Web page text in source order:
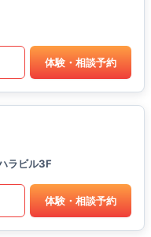
体験・相談予約
ラビル3F
体験・相談予約